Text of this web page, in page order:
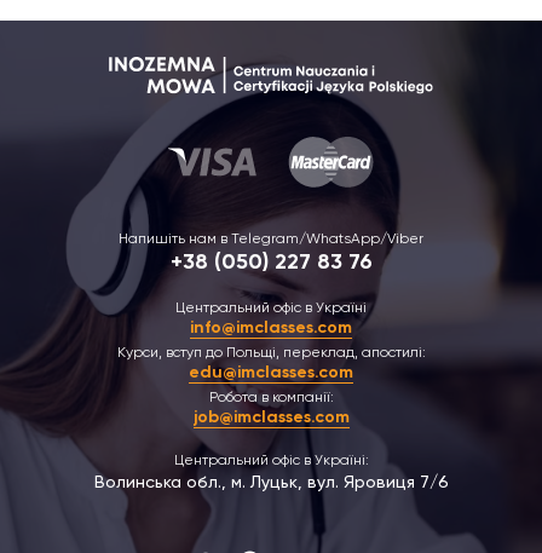
Напишіть нам в Telegram/WhatsApp/Viber
+38 (050) 227 83 76
Центральний офіс в Україні
info@imclasses.com
Курси, вступ до Польщі, переклад, апостилі:
edu@imclasses.com
Робота в компанії:
job@imclasses.com
Центральний офіс в Україні:
Волинська обл., м. Луцьк, вул. Яровиця 7/6